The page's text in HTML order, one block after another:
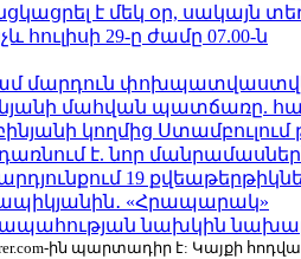
է մեկ օր, սակայն
հուլիսի 29-ը ժամը 07.00-ն
մարդուն
մահվան պատճառը.
կողմից Ստամբուլում
է. նոր
19
«Հրապարակ»
նախկին
ին պարտադիր է: Կայքի